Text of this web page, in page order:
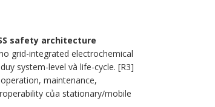
safety architecture
grid-integrated electrochemical
system-level và life-cycle. [R3]
maintenance,
của stationary/mobile